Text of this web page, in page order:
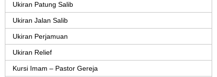
Ukiran Patung Salib
Ukiran Jalan Salib
Ukiran Perjamuan
Ukiran Relief
Kursi Imam – Pastor Gereja